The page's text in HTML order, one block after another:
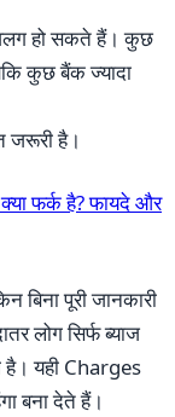
हो सकते हैं। कुछ
कुछ बैंक ज्यादा
जरूरी है।
फर्क है? फायदे और
पूरी जानकारी
लोग सिर्फ ब्याज
यही Charges
बना देते हैं।